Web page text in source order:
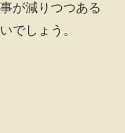
が減りつつある
でしょう。